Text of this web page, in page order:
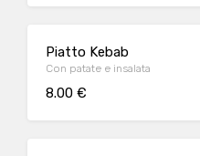
Piatto Kebab
Con patate e insalata
8.00 €